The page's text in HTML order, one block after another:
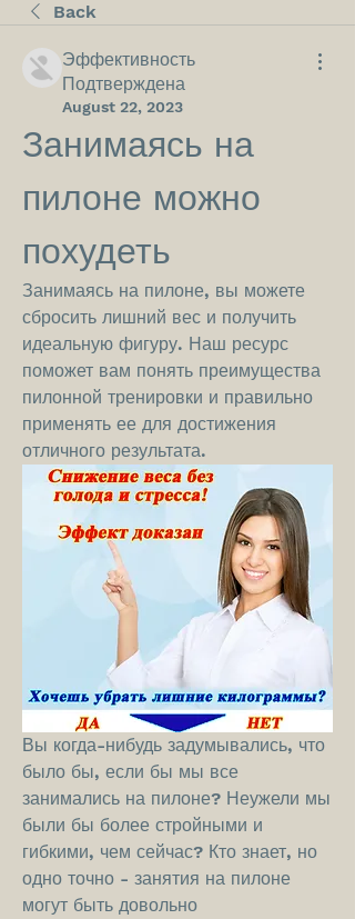
Back
Эффективность
Подтверждена
August 22, 2023
Занимаясь на
пилоне можно
похудеть
Занимаясь на пилоне, вы можете
сбросить лишний вес и получить
идеальную фигуру. Наш ресурс
поможет вам понять преимущества
пилонной тренировки и правильно
применять ее для достижения
отличного результата.
Вы когда-нибудь задумывались, что
было бы, если бы мы все
занимались на пилоне? Неужели мы
были бы более стройными и
гибкими, чем сейчас? Кто знает, но
одно точно - занятия на пилоне
могут быть довольно